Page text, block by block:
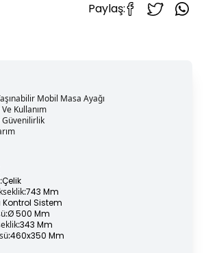
Paylaş:
Mobil Masa Ayağı
Kullanım
Güvenilirlik
:Çelik
:743 Mm
Kontrol Sistem
:Ø 500 Mm
:343 Mm
:460x350 Mm